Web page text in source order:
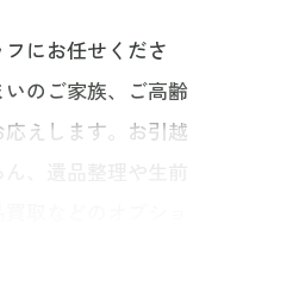
にお任せくださ
のご家族、ご高齢
えします。お引越
ので、安心してお